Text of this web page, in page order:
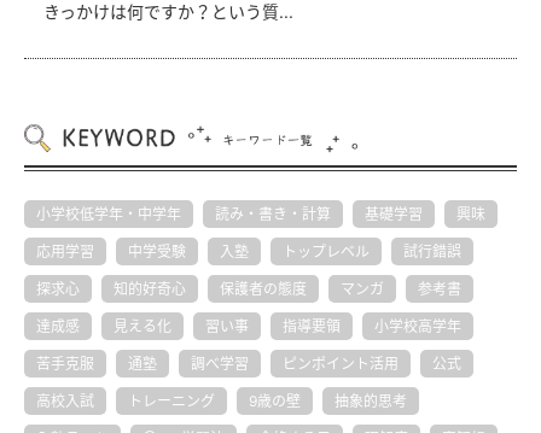
きっかけは何ですか？という質...
小学校低学年・中学年 読み・書き・計算 基礎学習 興味
応用学習 中学受験 入塾 トップレベル 試行錯誤
探求心 知的好奇心 保護者の態度 マンガ 参考書
達成感 見える化 習い事 指導要領 小学校高学年
苦手克服 通塾 調べ学習 ピンポイント活用 公式
高校入試 トレーニング 9歳の壁 抽象的思考